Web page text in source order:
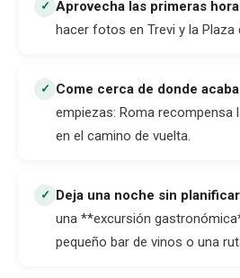
✓ Aprovecha las primeras
hacer fotos en Trevi y la Plaza
✓ Come cerca de donde
empiezas: Roma recompensa
en el camino de vuelta.
✓ Deja una noche sin planificar
una **excursión
pequeño bar de vinos o una